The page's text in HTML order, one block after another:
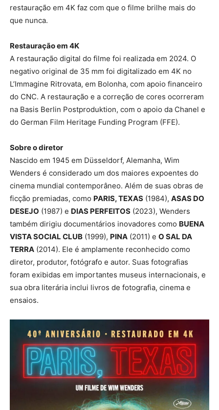
restauração em 4K faz com que o filme brilhe mais do
que nunca.
Restauração em 4K
A restauração digital do filme foi realizada em 2024. O
negativo original de 35 mm foi digitalizado em 4K no
L’Immagine Ritrovata, em Bolonha, com apoio financeiro
do CNC. A restauração e a correção de cores ocorreram
na Basis Berlin Postproduktion, com o apoio da Chanel e
do German Film Heritage Funding Program (FFE).
Sobre o diretor
Nascido em 1945 em Düsseldorf, Alemanha, Wim
Wenders é considerado um dos maiores expoentes do
cinema mundial contemporâneo. Além de suas obras de
ficção premiadas, como PARIS, TEXAS (1984), ASAS DO
DESEJO (1987) e DIAS PERFEITOS (2023), Wenders
também dirigiu documentários inovadores como BUENA
VISTA SOCIAL CLUB (1999), PINA (2011) e O SAL DA
TERRA (2014). Ele é amplamente reconhecido como
diretor, produtor, fotógrafo e autor. Suas fotografias
foram exibidas em importantes museus internacionais, e
sua obra literária inclui livros de fotografia, cinema e
ensaios.